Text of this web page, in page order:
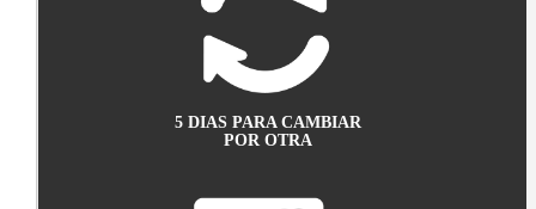
5 DIAS PARA CAMBIAR
POR OTRA